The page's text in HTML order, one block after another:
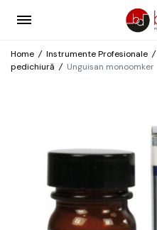
Home / Instrumente Profesionale /
pedichiură / Unguisan monoomker